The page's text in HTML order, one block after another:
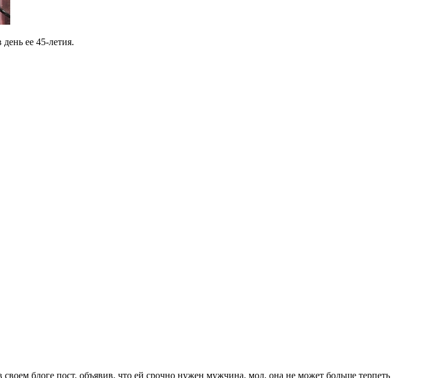
ее 45-летия.
блоге пост, объявив, что ей срочно нужен мужчина, мол, она не может больше терпеть